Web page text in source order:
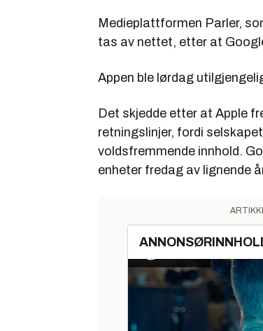
Medieplattformen Parler,
tas av nettet, etter at
Appen ble lørdag
Det skjedde etter at Apple
retningslinjer, fordi
voldsfremmende innhold.
enheter fredag av lignende